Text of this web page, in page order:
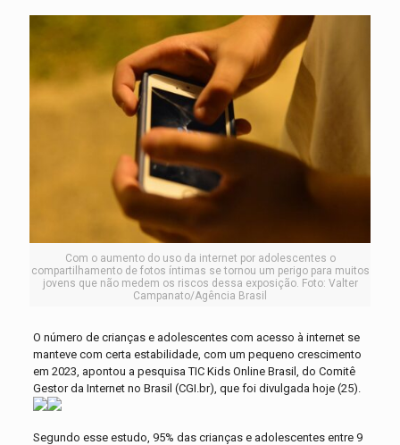
Com o aumento do uso da internet por adolescentes o
compartilhamento de fotos íntimas se tornou um perigo para muitos
jovens que não medem os riscos dessa exposição. Foto: Valter
Campanato/Agência Brasil
O número de crianças e adolescentes com acesso à internet se
manteve com certa estabilidade, com um pequeno crescimento
em 2023, apontou a pesquisa TIC Kids Online Brasil, do Comitê
Gestor da Internet no Brasil (CGI.br), que foi divulgada hoje (25).
Segundo esse estudo, 95% das crianças e adolescentes entre 9